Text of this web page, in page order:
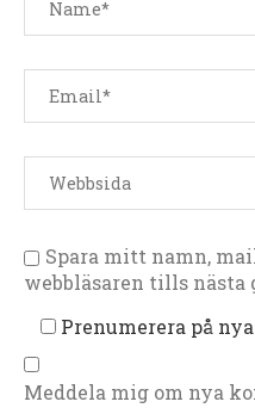
Spara mitt namn,
webbläsaren tills nästa
Prenumerera på
Meddela mig om nya